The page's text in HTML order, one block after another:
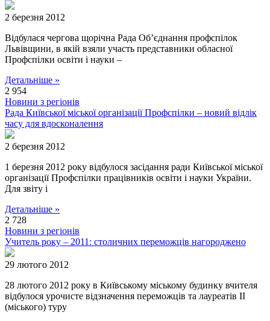
2 березня 2012
Відбулася чергова щорічна Рада Об’єднання профспілок
Львівщини, в якій взяли участь представники обласної
Профспілки освіти і науки –
Детальніше »
2 954
Новини з регіонів
Рада Київської міської організації Профспілки – новий відлік
часу для вдосконалення
2 березня 2012
1 березня 2012 року відбулося засідання ради Київської міської
організації Профспілки працівників освіти і науки України.
Для звіту і
Детальніше »
2 728
Новини з регіонів
Учитель року – 2011: столичних переможців нагороджено
29 лютого 2012
28 лютого 2012 року в Київському міському будинку вчителя
відбулося урочисте відзначення переможців та лауреатів ІІ
(міського) туру